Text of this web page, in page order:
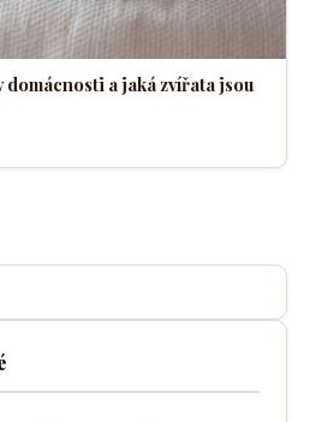
a jaká zvířata jsou